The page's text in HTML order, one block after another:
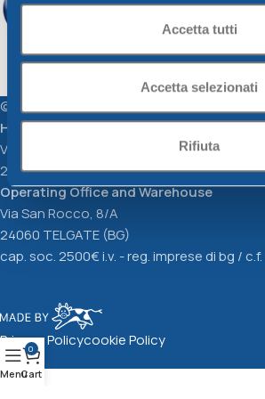
Accetta tutti
Accetta selezionati
Rifiuta
© Copyright DEM le cose di casa srl
Head Office
Via Don Carlo Botta, 13
24122 BERGAMO
Operating Office and Warehouse
Via San Rocco, 8/A
24060 TELGATE (BG)
cap. soc. 2500€ i.v. - reg. imprese di bg /
Privacy Policycookie Policy
Menu
0
Cart